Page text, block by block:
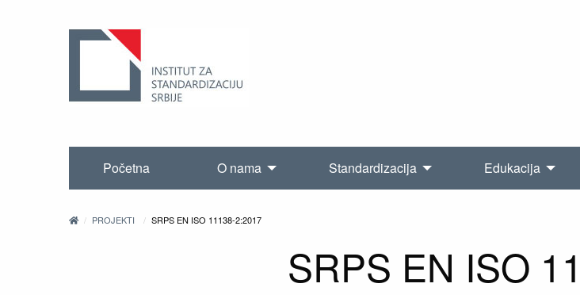
Početna O nama Standardizacija Edukacija
PROJEKTI SRPS EN ISO 11138-2:2017
SRPS EN ISO